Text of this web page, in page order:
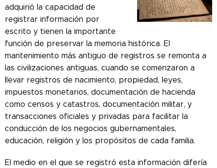
adquirió la capacidad de
registrar información por
escrito y tienen la importante
función de preservar la memoria histórica. El
mantenimiento más antiguo de registros se remonta a
las civilizaciones antiguas, cuando se comenzaron a
llevar registros de nacimiento, propiedad, leyes,
impuestos monetarios, documentación de hacienda
como censos y catastros, documentación militar, y
transacciones oficiales y privadas para facilitar la
conducción de los negocios gubernamentales,
educación, religión y los propósitos de cada familia.
El medio en el que se registró esta información difería